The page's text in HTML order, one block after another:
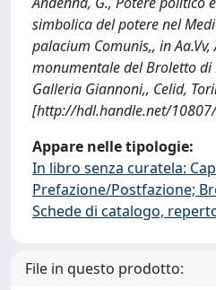
simbolica del potere nel
palacium Comunis,, in
monumentale del Broletto di
Galleria Giannoni,, Celid,
[http://hdl.handle.net/
Appare nelle tipologie:
In libro senza curatela:
Prefazione/Postfazione;
Schede di catalogo,
File in questo prodotto: